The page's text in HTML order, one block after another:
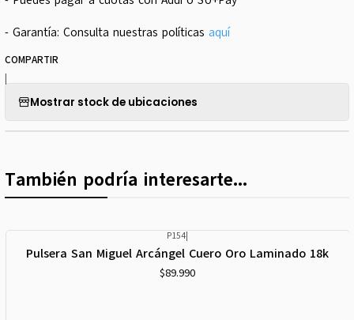
- Garantía: Consulta nuestras políticas aquí
COMPARTIR
|
Mostrar stock de ubicaciones
También podría interesarte...
P154|
Pulsera San Miguel Arcángel Cuero Oro Laminado 18k
$89.990